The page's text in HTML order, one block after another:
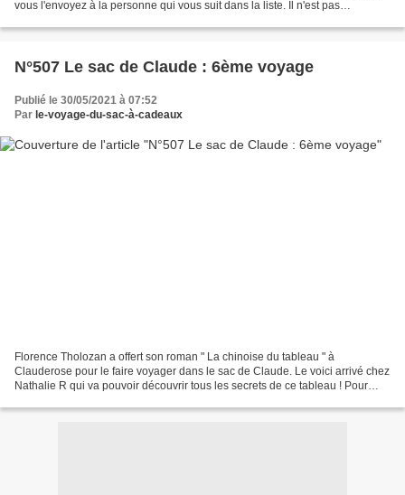
vous l'envoyez à la personne qui vous suit dans la liste. Il n'est pas
N°507 Le sac de Claude : 6ème voyage
Publié le 30/05/2021 à 07:52
Par le-voyage-du-sac-à-cadeaux
Florence Tholozan a offert son roman " La chinoise du tableau " à
Clauderose pour le faire voyager dans le sac de Claude. Le voici arrivé chez
Nathalie R qui va pouvoir découvrir tous les secrets de ce tableau ! Pour